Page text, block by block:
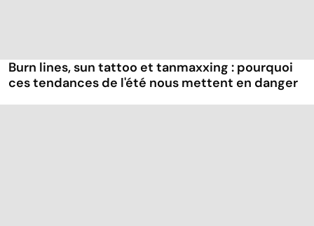
Burn lines, sun tattoo et tanmaxxing : pourquoi
ces tendances de l'été nous mettent en danger